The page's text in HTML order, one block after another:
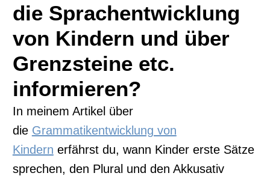
die Sprachentwicklung
von Kindern und über
Grenzsteine etc.
informieren?
In meinem Artikel über
die Grammatikentwicklung von
Kindern erfährst du, wann Kinder erste Sätze
sprechen, den Plural und den Akkusativ